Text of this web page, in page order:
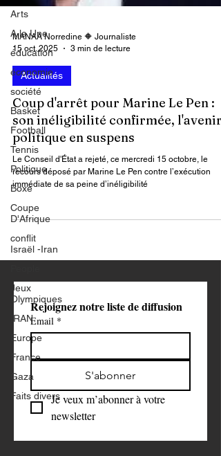
Arts
A la Une
éducation
économie
société
Basket
Football
Tennis
Politique
Boxe
Coupe
D'Afrique
conflit
Israël -Iran
Jeux
Olympiques
IRAN
Europe
France
Gaza
Faits divers
MANAA Norredine 🔶 Journaliste
15 oct. 2025
Actualités
Coup d'arrêt pour Marine Le Pen :
son inéligibilité confirmée, l'avenir
politique en suspens
Le Conseil d'État a rejeté, ce mercredi 15 octobre, le
recours déposé par Marine Le Pen contre l’exécution
immédiate de sa peine d’inéligibilité
Rejoignez notre liste de diffusion
S'abonner